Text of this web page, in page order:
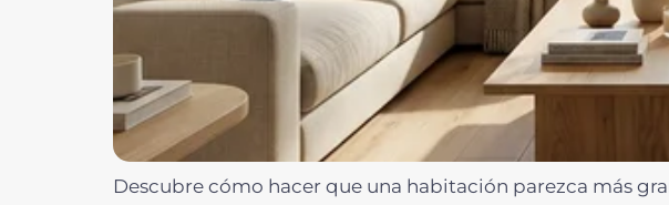
Descubre cómo hacer que una habitación parezca más